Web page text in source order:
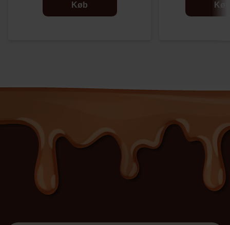
Køb Køb